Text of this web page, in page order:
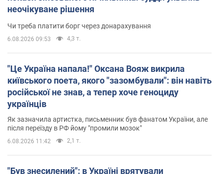
неочікуване рішення
Чи треба платити борг через донарахування
6.08.2026 09:53 4,3 т.
"Це Україна напала!" Оксана Вояж викрила
київського поета, якого "зазомбували": він навіть
російської не знав, а тепер хоче геноциду
українців
Як зазначила артистка, письменник був фанатом України, але
після переїзду в РФ йому "промили мозок"
6.08.2026 11:42 2,1 т.
"Був знесилений": в Україні врятували